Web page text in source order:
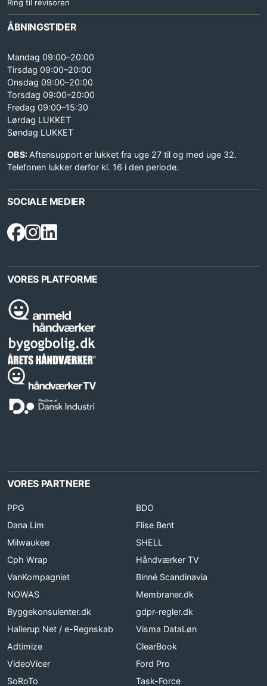
Ring til revisoren
ÅBNINGSTIDER
Mandag 09:00–20:00
Tirsdag 09:00–20:00
Onsdag 09:00–20:00
Torsdag 09:00–20:00
Fredag 09:00–15:30
Lørdag LUKKET
Søndag LUKKET
OBS: Aftensupport er lukket fra uge 27 til og med uge 32.
Telefonen lukker derfor kl. 16 i den periode.
SOCIALE MEDIER
VORES PLATFORME
VORES PARTNERE
PPG
BDO
Dana Lim
Flise Bent
Milwaukee
SHELL
Cph Wrap
Håndværker TV
VanKompagniet
Binné Scandinavia
NOWAS
Membraner.dk
Byggekonsulenter.dk
gdpr-regler.dk
Hallerup Net / e-Regnskab
Visma DataLøn
Adtimize
ClearBook
VideoVicer
Ford Pro
SoRoTo
Task-Force